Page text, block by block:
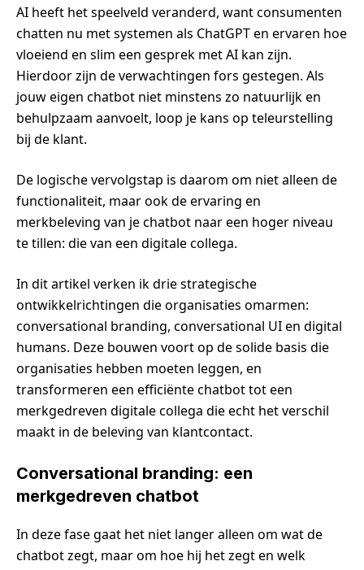
AI heeft het speelveld veranderd, want consumenten
chatten nu met systemen als ChatGPT en ervaren hoe
vloeiend en slim een gesprek met AI kan zijn.
Hierdoor zijn de verwachtingen fors gestegen. Als
jouw eigen chatbot niet minstens zo natuurlijk en
behulpzaam aanvoelt, loop je kans op teleurstelling
bij de klant.
De logische vervolgstap is daarom om niet alleen de
functionaliteit, maar ook de ervaring en
merkbeleving van je chatbot naar een hoger niveau
te tillen: die van een digitale collega.
In dit artikel verken ik drie strategische
ontwikkelrichtingen die organisaties omarmen:
conversational branding, conversational UI en digital
humans. Deze bouwen voort op de solide basis die
organisaties hebben moeten leggen, en
transformeren een efficiënte chatbot tot een
merkgedreven digitale collega die echt het verschil
maakt in de beleving van klantcontact.
Conversational branding: een
merkgedreven chatbot
In deze fase gaat het niet langer alleen om wat de
chatbot zegt, maar om hoe hij het zegt en welk